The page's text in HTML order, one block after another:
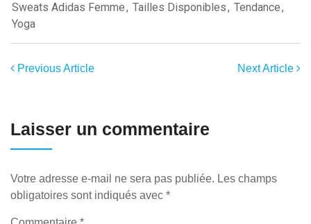
Sweats Adidas Femme, Tailles Disponibles, Tendance,
Yoga
Previous Article Next Article
Laisser un commentaire
Votre adresse e-mail ne sera pas publiée. Les champs
obligatoires sont indiqués avec *